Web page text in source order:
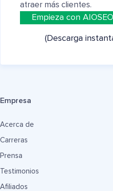
atraer más clientes.
Empieza con
(Descarga
Empresa
Acerca de
Carreras
Prensa
Testimonios
Afiliados